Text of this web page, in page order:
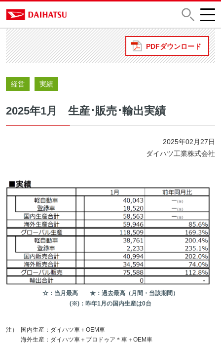
PDFダウンロード
経営 実績
2025年1月 生産･販売･輸出実績
2025年02月27日
ダイハツ工業株式会社
☆：当月最高 ★：過去最高（月間・当該期間）
(※)：昨年1月の国内生産は0台
注）
国内生産：ダイハツ車＋OEM車
海外生産：ダイハツ車＋プロドゥア＊車＋OEM車